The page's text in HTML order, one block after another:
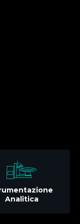
Analitica